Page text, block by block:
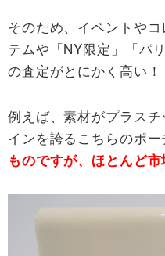
そのため、イベントや
テムや「NY限定」「パ
の査定がとにかく高い！
例えば、素材がプラス
インを誇るこちらのポー
ものですが、ほとんど